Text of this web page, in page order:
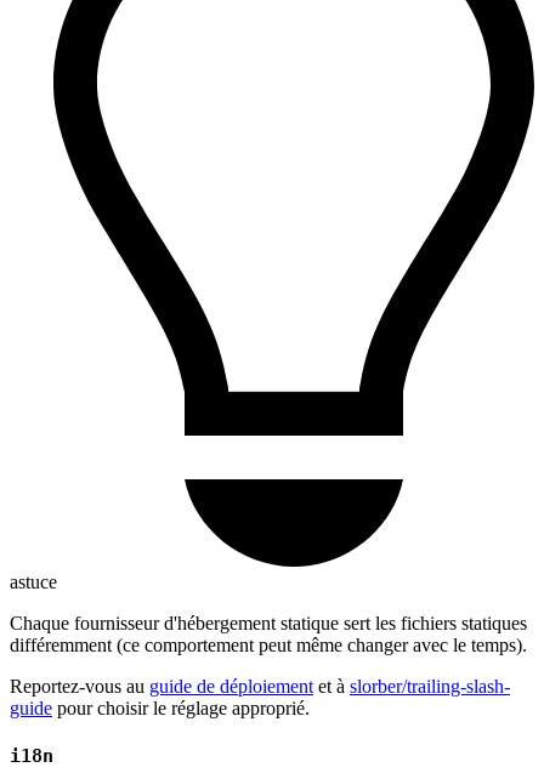
astuce
Chaque fournisseur d'hébergement statique sert les fichiers statiques
différemment (ce comportement peut même changer avec le temps).
Reportez-vous au guide de déploiement et à slorber/trailing-slash-
guide pour choisir le réglage approprié.
i18n